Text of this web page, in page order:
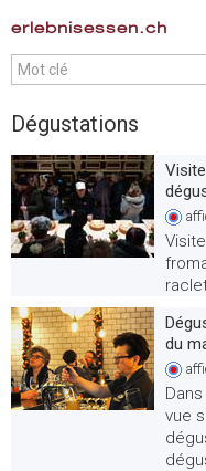
erlebnisessen.ch
Dégustations
du
vue